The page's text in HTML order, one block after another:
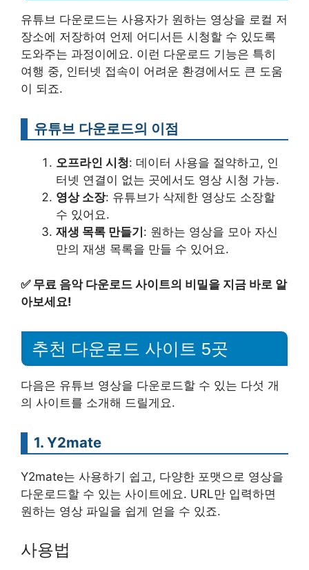
유튜브 다운로드는 사용자가 원하는 영상을 로컬 저
장소에 저장하여 언제 어디서든 시청할 수 있도록
도와주는 과정이에요. 이런 다운로드 기능은 특히
여행 중, 인터넷 접속이 어려운 환경에서도 큰 도움
이 되죠.
유튜브 다운로드의 이점
오프라인 시청: 데이터 사용을 절약하고, 인
터넷 연결이 없는 곳에서도 영상 시청 가능.
영상 소장: 유튜브가 삭제한 영상도 소장할
수 있어요.
재생 목록 만들기 : 원하는 영상을 모아 자신
만의 재생 목록을 만들 수 있어요.
✅ 무료 음악 다운로드 사이트의 비밀을 지금 바로 알
아보세요!
추천 다운로드 사이트 5곳
다음은 유튜브 영상을 다운로드할 수 있는 다섯 개
의 사이트를 소개해 드릴게요.
1. Y2mate
Y2mate는 사용하기 쉽고, 다양한 포맷으로 영상을
다운로드할 수 있는 사이트에요. URL만 입력하면
원하는 영상 파일을 쉽게 얻을 수 있죠.
사용법